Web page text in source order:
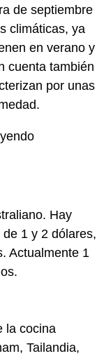
de septiembre
climáticas, ya
en verano y
cuenta también
por unas
Hay
1 y 2 dólares,
Actualmente 1
la cocina
Tailandia,